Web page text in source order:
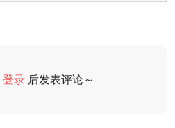
登录 后发表评论～